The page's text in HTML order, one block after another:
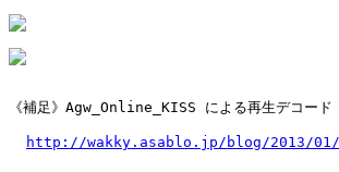
《補足》Agw_Online_KISS による再生デコード
http://wakky.asablo.jp/blog/2013/01/